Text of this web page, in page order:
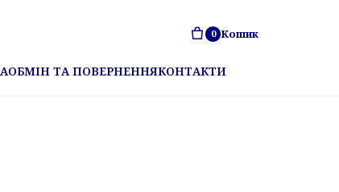
0 Кошик
ОБМІН ТА ПОВЕРНЕННЯКОНТАКТИ